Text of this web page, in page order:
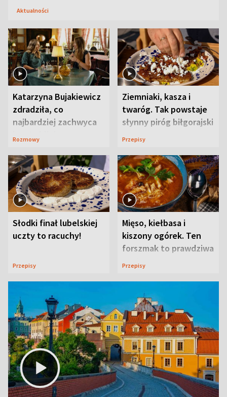
Aktualności
Katarzyna Bujakiewicz
zdradziła, co
najbardziej zachwyca
ją w Lublinie
Rozmowy
Ziemniaki, kasza i
twaróg. Tak powstaje
słynny piróg biłgorajski
Przepisy
Słodki finał lubelskiej
uczty to racuchy!
Przepisy
Mięso, kiełbasa i
kiszony ogórek. Ten
forszmak to prawdziwa
uczta
Przepisy